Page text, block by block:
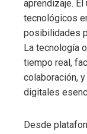
aprendizaje.
tecnológicos
posibilidades
La tecnología
tiempo real,
colaboración,
digitales
Desde